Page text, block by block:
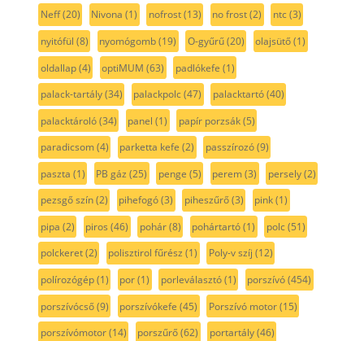
Neff(20) Nivona (1) nofrost(13) no frost(2) ntc(3)
nyitófül (8) nyomógomb(19) O-gyűrű(20) olajsütő(1)
oldallap(4) optiMUM (63) padlókefe (1)
palack-tartály(34) palackpolc(47) palacktartó(40)
palacktároló(34) panel (1) papír porzsák(5)
paradicsom(4) parketta kefe (2) passzírozó(9)
paszta (1) PB gáz (25) penge (5) perem(3) persely(2)
pezsgő szín(2) pihefogó(3) piheszűrő(3) pink(1)
pipa (2) piros (46) pohár(8) pohártartó(1) polc(51)
polckeret(2) polisztirol fűrész (1) Poly-v szíj (12)
polírozógép(1) por(1) porleválasztó(1) porszívó(454)
porszívócső(9) porszívókefe (45) Porszívó motor(15)
porszívómotor(14) porszűrő(62) portartály(46)